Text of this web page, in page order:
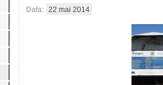
Data: 22 mai 2014